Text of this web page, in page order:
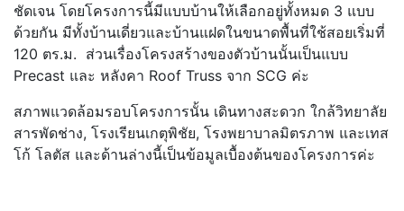
ชัดเจน โดยโครงการนี้มีแบบบ้านให้เลือกอยู่ทั้งหมด 3 แบบ
ด้วยกัน มีทั้งบ้านเดี่ยวและบ้านแฝดในขนาดพื้นที่ใช้สอยเริ่มที่
120 ตร.ม. ส่วนเรื่องโครงสร้างของตัวบ้านนั้นเป็นแบบ
Precast และ หลังคา Roof Truss จาก SCG ค่ะ
สภาพแวดล้อมรอบโครงการนั้น เดินทางสะดวก ใกล้วิทยาลัย
สารพัดช่าง, โรงเรียนเกตุพิชัย, โรงพยาบาลมิตรภาพ และเทส
โก้ โลตัส และด้านล่างนี้เป็นข้อมูลเบื้องต้นของโครงการค่ะ